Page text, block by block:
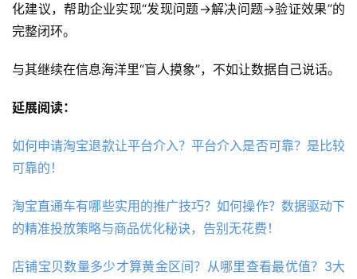
化建议，帮助企业实现“发现问题→解决问题→验证效果”的
完整闭环。
与其继续在信息海洋里“盲人摸象”，不如让数据自己说话。
延展阅读：
如何申请淘宝退款让平台介入？平台介入是否可靠？是比较
可靠的！
淘宝直通车有哪些实用的推广技巧？如何操作？数据驱动下
的精准投放策略与商品优化秘诀，告别无花费！
店铺宝贝数量多少才算黄金区间？从哪里查看最优值？3大